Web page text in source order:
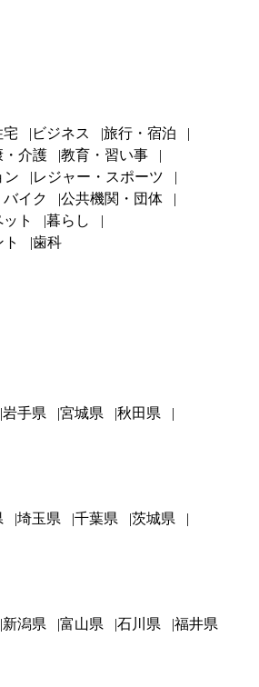
宅 ビジネス
旅行・宿泊
・介護
教育・習い事
ン
レジャー・スポーツ
バイク
公共機関・団体
ト
暮らし
歯科
岩手県 宮城県
秋田県
埼玉県 千葉県
茨城県
新潟県 富山県 石川県 福井県